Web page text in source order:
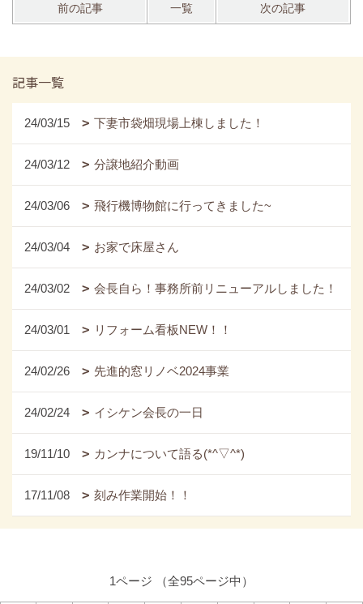
前の記事 一覧 次の記事
記事一覧
24/03/15 下妻市袋畑現場上棟しました！
24/03/12 分譲地紹介動画
24/03/06 飛行機博物館に行ってきました~
24/03/04 お家で床屋さん
24/03/02 会長自ら！事務所前リニューアルしました！
24/03/01 リフォーム看板NEW！！
24/02/26 先進的窓リノベ2024事業
24/02/24 イシケン会長の一日
19/11/10 カンナについて語る(*^▽^*)
17/11/08 刻み作業開始！！
1ページ （全95ページ中）